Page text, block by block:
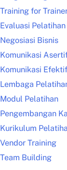
Training for
Evaluasi Pelatihan
Negosiasi Bisnis
Komunikasi
Komunikasi Efektif
Lembaga
Modul Pelatihan
Pengembangan
Kurikulum
Vendor Training
Team Building